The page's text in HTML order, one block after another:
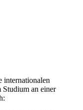
internationalen
Studium an einer